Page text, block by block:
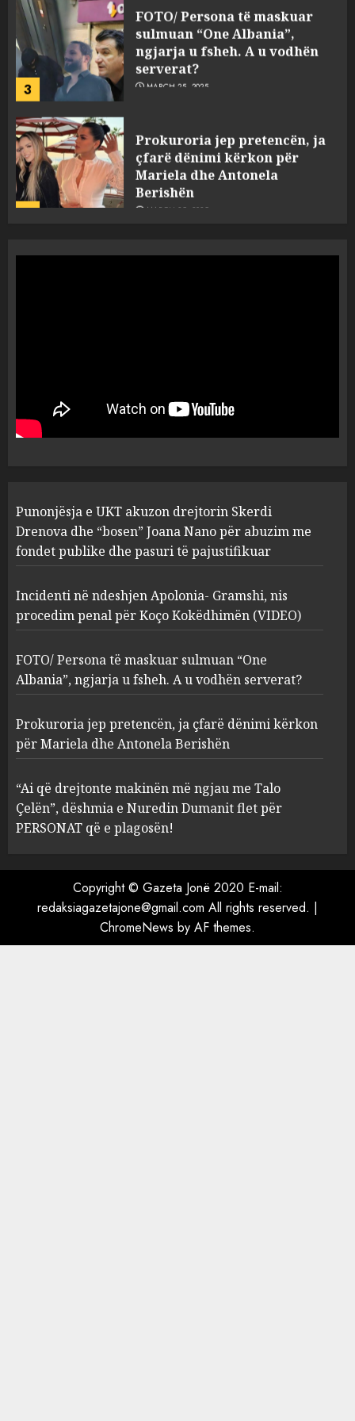
3
sulmuan “One Albania”,
ngjarja u fsheh. A u vodhën
serverat?
MARCH 25, 2025
4
çfarë dënimi kërkon për
Mariela dhe Antonela
Berishën
MARCH 25, 2025
1
“bosen” Joana Nano për
abuzim me fondet publike dhe
pasuri të pajustifikuar
2
Apolonia- Gramshi, nis
procedim penal për Koço
Kokëdhimën (VIDEO)
MARCH 27, 2025
3
FOTO/ Persona të maskuar
sulmuan “One Albania”,
ngjarja u fsheh. A u vodhën
serverat?
MARCH 25, 2025
4
Prokuroria jep pretencën, ja
çfarë dënimi kërkon për
Berishën
MARCH 25, 2025
ngjau me Talo Çelën”,
dëshmia e Nuredin Dumanit
flet për PERSONAT që e
plagosën!
Punonjësja e UKT akuzon drejtorin Skerdi
Drenova dhe “bosen” Joana Nano për abuzim me
fondet publike dhe pasuri të pajustifikuar
Incidenti në ndeshjen Apolonia- Gramshi, nis
procedim penal për Koço Kokëdhimën (VIDEO)
FOTO/ Persona të maskuar sulmuan “One
Albania”, ngjarja u fsheh. A u vodhën serverat?
Prokuroria jep pretencën, ja çfarë dënimi kërkon
për Mariela dhe Antonela Berishën
“Ai që drejtonte makinën më ngjau me Talo
Çelën”, dëshmia e Nuredin Dumanit flet për
PERSONAT që e plagosën!
Copyright © Gazeta Jonë 2020 E-mail:
redaksiagazetajone@gmail.com All rights reserved. |
ChromeNews by AF themes.